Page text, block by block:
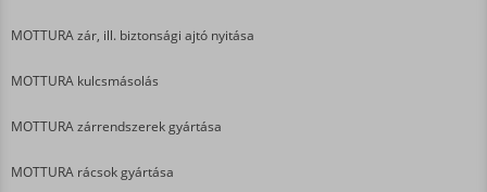
MOTTURA zár, ill. biztonsági ajtó nyitása
MOTTURA kulcsmásolás
MOTTURA zárrendszerek gyártása
MOTTURA rácsok gyártása